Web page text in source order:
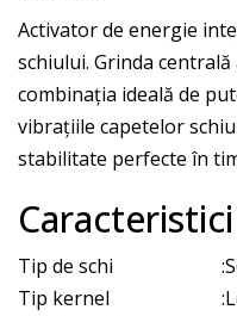
Activator de energie
schiului. Grinda
combinația ideală de
vibrațiile capetelor
stabilitate perfecte în
Caracteristici
Tip de schi :
Tip kernel
: